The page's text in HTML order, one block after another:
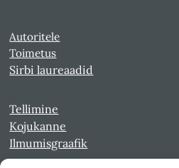
Autoritele
Toimetus
Sirbi laureaadid
Tellimine
Kojukanne
Ilmumisgraafik